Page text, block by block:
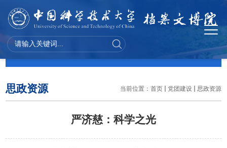
党团建设
思政资源 当前位置： 首页 党团建设 思政资源
严济慈：科学之光